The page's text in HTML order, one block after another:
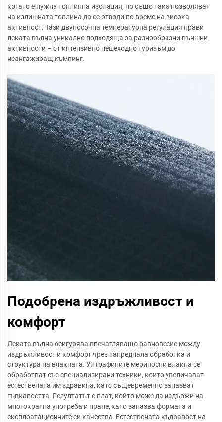
когато е нужна топлинна изолация, но също така позволяват
на излишната топлина да се отводи по време на висока
активност. Тази двупосочна температурна регулация прави
леката вълна уникално подходяща за разнообразни външни
активности – от интензивно пешеходно туризъм до
неангажиращ къмпинг.
Подобрена издръжливост и
комфорт
Леката вълна осигурява впечатляващо равновесие между
издръжливост и комфорт чрез напреднала обработка и
структура на влакната. Ултрафините мериносни влакна се
обработват със специализирани техники, които увеличават
естествената им здравина, като същевременно запазват
гъвкавостта. Резултатът е плат, който може да издържи на
многократна употреба и пране, като запазва формата и
експлоатационните си качества. Естествената къдравост на